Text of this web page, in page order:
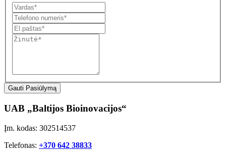
Gauti Pasiūlymą
UAB „Baltijos Bioinovacijos“
Įm. kodas: 302514537
Telefonas: +370 642 38833